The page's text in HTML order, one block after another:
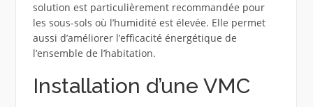
solution est particulièrement recommandée pour
les sous-sols où l’humidité est élevée. Elle permet
aussi d’améliorer l’efficacité énergétique de
l’ensemble de l’habitation.
Installation d’une VMC